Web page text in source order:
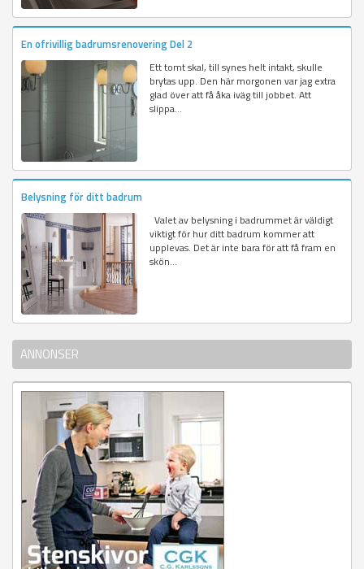
En ofrivillig badrumsrenovering Del 2
Ett tomt skal, till synes helt intakt, skulle
brytas upp. Den här morgonen var jag extra
glad över att få åka iväg till jobbet. Att
slippa...
Belysning för ditt badrum
Valet av belysning i badrummet är väldigt
viktigt för hur ditt badrum kommer att
upplevas. Det är inte bara för att få fram en
skön...
ANNONSER